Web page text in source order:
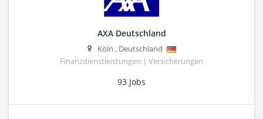
AXA Deutschland
Köln , Deutschland
Finanzdienstleistungen | Versicherungen
93 Jobs